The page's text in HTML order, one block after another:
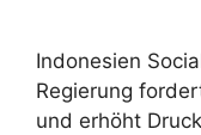
Indonesien
Regierung
und erhöht